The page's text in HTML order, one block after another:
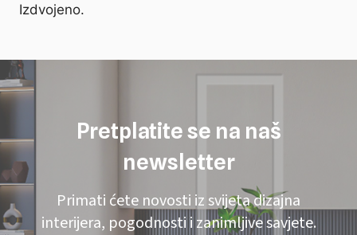
Izdvojeno.
Pretplatite se na naš
newsletter
Primati ćete novosti iz svijeta dizajna
interijera, pogodnosti i zanimljive savjete.